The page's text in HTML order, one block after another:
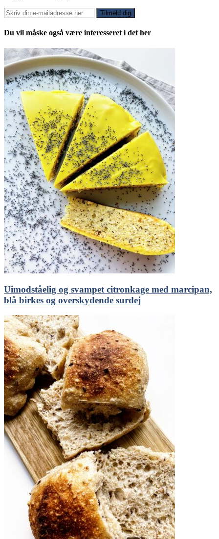
Du vil måske også være interesseret i det her
Uimodståelig og svampet citronkage med marcipan,
blå birkes og overskydende surdej